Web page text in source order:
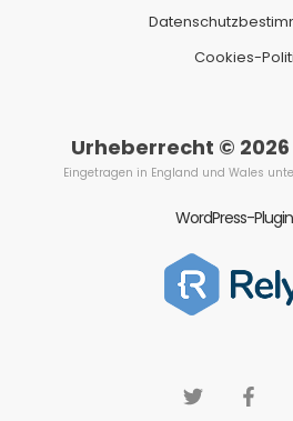
Cookies-
Urheberrecht © 2026
Eingetragen in England und Wales
WordPress-